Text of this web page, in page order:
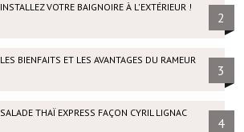
INSTALLEZ VOTRE BAIGNOIRE À L'EXTÉRIEUR !
2
LES BIENFAITS ET LES AVANTAGES DU RAMEUR
3
SALADE THAÏ EXPRESS FAÇON CYRIL LIGNAC
4